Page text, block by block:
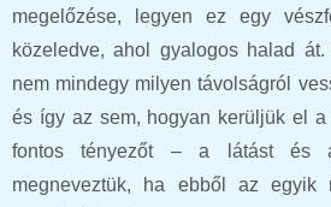
megelőzése, legyen ez egy
közeledve, ahol gyalogos halad
nem mindegy milyen távolságról
és így az sem, hogyan kerüljük el
fontos tényezőt – a látást és
megneveztük, ha ebből az egyik